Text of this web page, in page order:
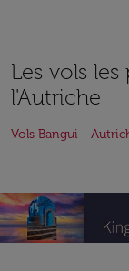
Les vols
l'Autriche
Vols Bangui -